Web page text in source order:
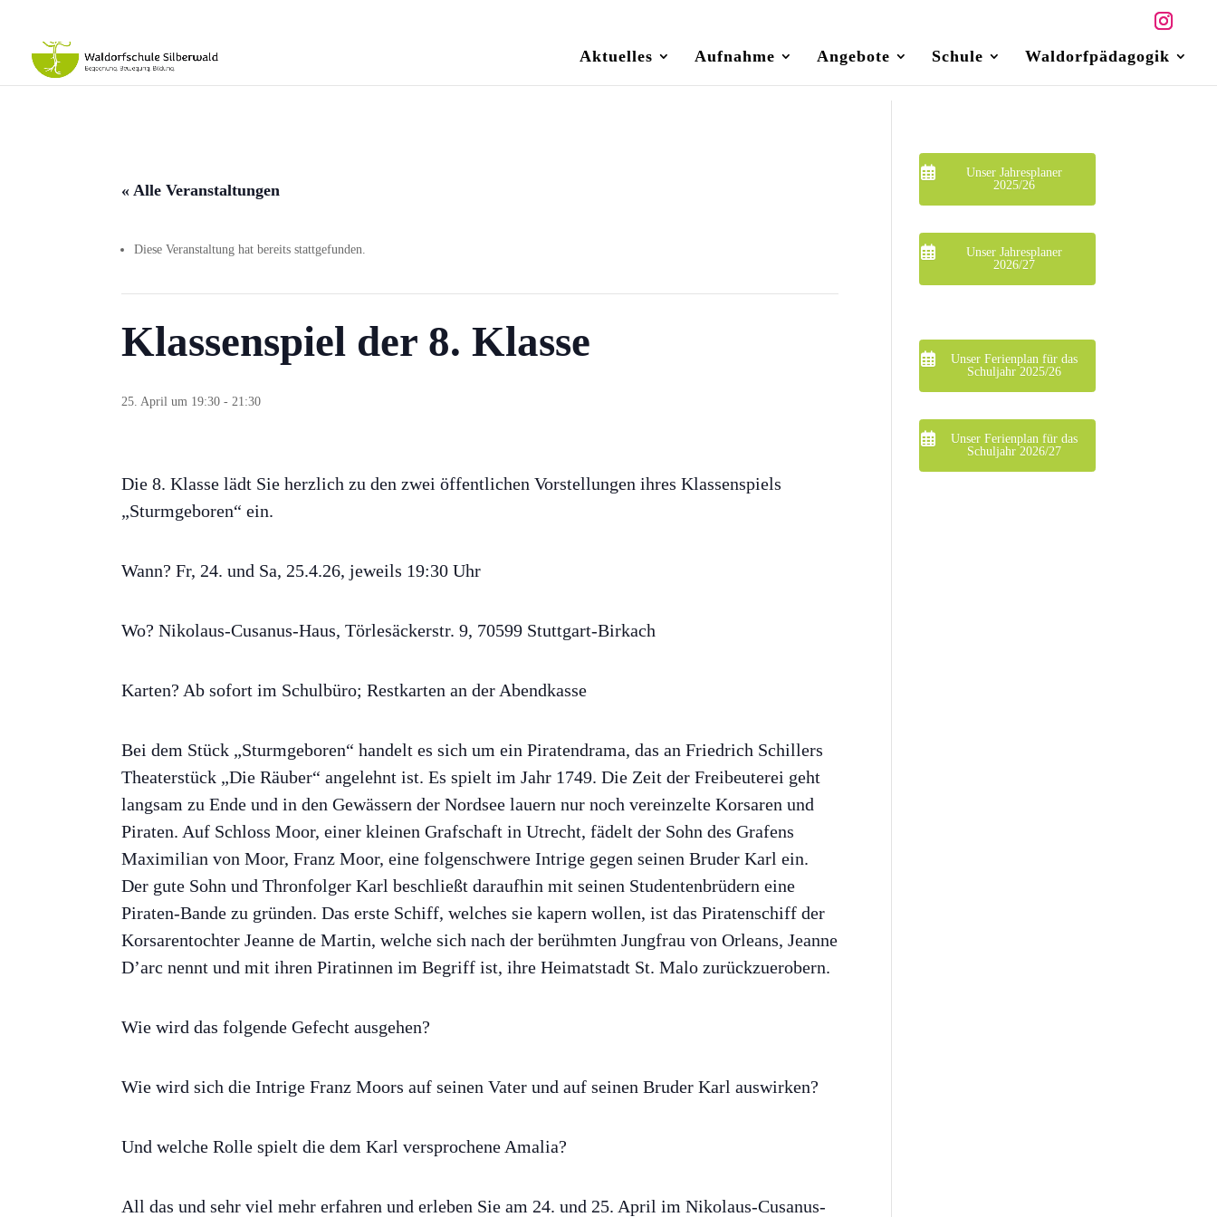
Aktuelles Aufnahme Angebote Schule Waldorfpädagogik
« Alle Veranstaltungen
Diese Veranstaltung hat bereits stattgefunden.
Klassenspiel der 8. Klasse
25. April um 19:30 -21:30
Die 8. Klasse lädt Sie herzlich zu den zwei öffentlichen Vorstellungen ihres Klassenspiels
„Sturmgeboren“ ein.
Wann? Fr, 24. und Sa, 25.4.26, jeweils 19:30 Uhr
Wo? Nikolaus-Cusanus-Haus, Törlesäckerstr. 9, 70599 Stuttgart-Birkach
Karten? Ab sofort im Schulbüro; Restkarten an der Abendkasse
Bei dem Stück „Sturmgeboren“ handelt es sich um ein Piratendrama, das an Friedrich Schillers
Theaterstück „Die Räuber“ angelehnt ist. Es spielt im Jahr 1749. Die Zeit der Freibeuterei geht
langsam zu Ende und in den Gewässern der Nordsee lauern nur noch vereinzelte Korsaren und
Piraten. Auf Schloss Moor, einer kleinen Grafschaft in Utrecht, fädelt der Sohn des Grafens
Maximilian von Moor, Franz Moor, eine folgenschwere Intrige gegen seinen Bruder Karl ein.
Der gute Sohn und Thronfolger Karl beschließt daraufhin mit seinen Studentenbrüdern eine
Piraten-Bande zu gründen. Das erste Schiff, welches sie kapern wollen, ist das Piratenschiff der
Korsarentochter Jeanne de Martin, welche sich nach der berühmten Jungfrau von Orleans, Jeanne
D’arc nennt und mit ihren Piratinnen im Begriff ist, ihre Heimatstadt St. Malo zurückzuerobern.
Wie wird das folgende Gefecht ausgehen?
Wie wird sich die Intrige Franz Moors auf seinen Vater und auf seinen Bruder Karl auswirken?
Und welche Rolle spielt die dem Karl versprochene Amalia?
All das und sehr viel mehr erfahren und erleben Sie am 24. und 25. April im Nikolaus-Cusanus-
Unser Jahresplaner
2025/26
Unser Jahresplaner
2026/27
Unser Ferienplan für das
Schuljahr 2025/26
Unser Ferienplan für das
Schuljahr 2026/27